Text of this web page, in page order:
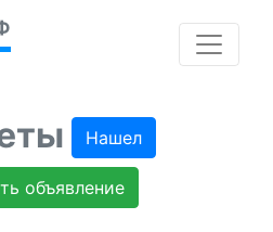
Нашел
объявление